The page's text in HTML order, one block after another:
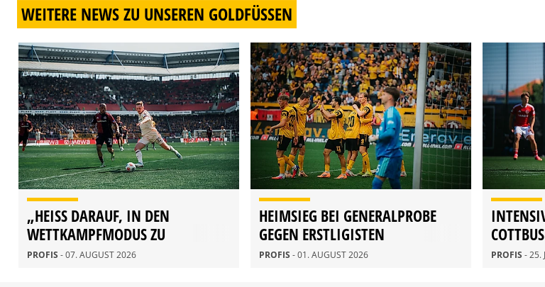
WEITERE NEWS ZU UNSEREN GOLDFÜSSEN
„HEISS DARAUF, IN DEN W
ETTKAMPFMODUS ZU K
OMMEN“
PROFIS - 07. AUGUST 2026
HEIMSIEG BEI GENERALPROBE
GEGEN ERSTLIGISTEN
PROFIS - 01. AUGUST 2026
COTTBUS
PROFIS - 25.